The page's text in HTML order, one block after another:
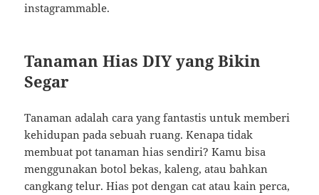
instagrammable.
Tanaman Hias DIY yang Bikin
Segar
Tanaman adalah cara yang fantastis untuk memberi
kehidupan pada sebuah ruang. Kenapa tidak
membuat pot tanaman hias sendiri? Kamu bisa
menggunakan botol bekas, kaleng, atau bahkan
cangkang telur. Hias pot dengan cat atau kain perca,